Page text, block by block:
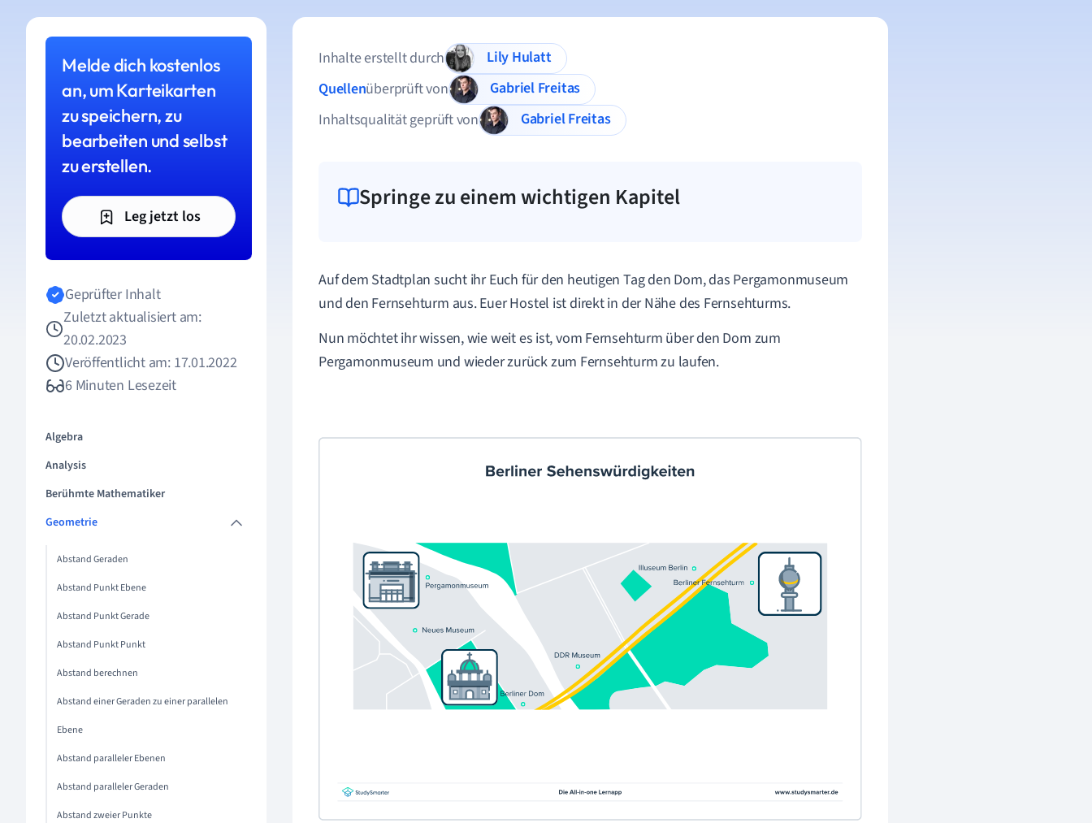
Melde dich kostenlos
an, um Karteikarten
zu speichern, zu
bearbeiten und selbst
zu erstellen.
Leg jetzt los
Geprüfter Inhalt
Zuletzt aktualisiert am:
20.02.2023
Veröffentlicht am: 17.01.2022
6 Minuten Lesezeit
Algebra
Analysis
Berühmte Mathematiker
Geometrie
Abstand Geraden
Abstand Punkt Ebene
Abstand Punkt Gerade
Abstand Punkt Punkt
Abstand berechnen
Abstand einer Geraden zu einer parallelen
Ebene
Abstand paralleler Ebenen
Abstand paralleler Geraden
Abstand zweier Punkte
Inhalte erstellt durch
Lily Hulatt
Quellenüberprüft von
Gabriel Freitas
Inhaltsqualität geprüft von
Gabriel Freitas
Springe zu einem wichtigen Kapitel
Auf dem Stadtplan sucht ihr Euch für den heutigen Tag den Dom, das Pergamonmuseum
und den Fernsehturm aus. Euer Hostel ist direkt in der Nähe des Fernsehturms.
Nun möchtet ihr wissen, wie weit es ist, vom Fernsehturm über den Dom zum
Pergamonmuseum und wieder zurück zum Fernsehturm zu laufen.